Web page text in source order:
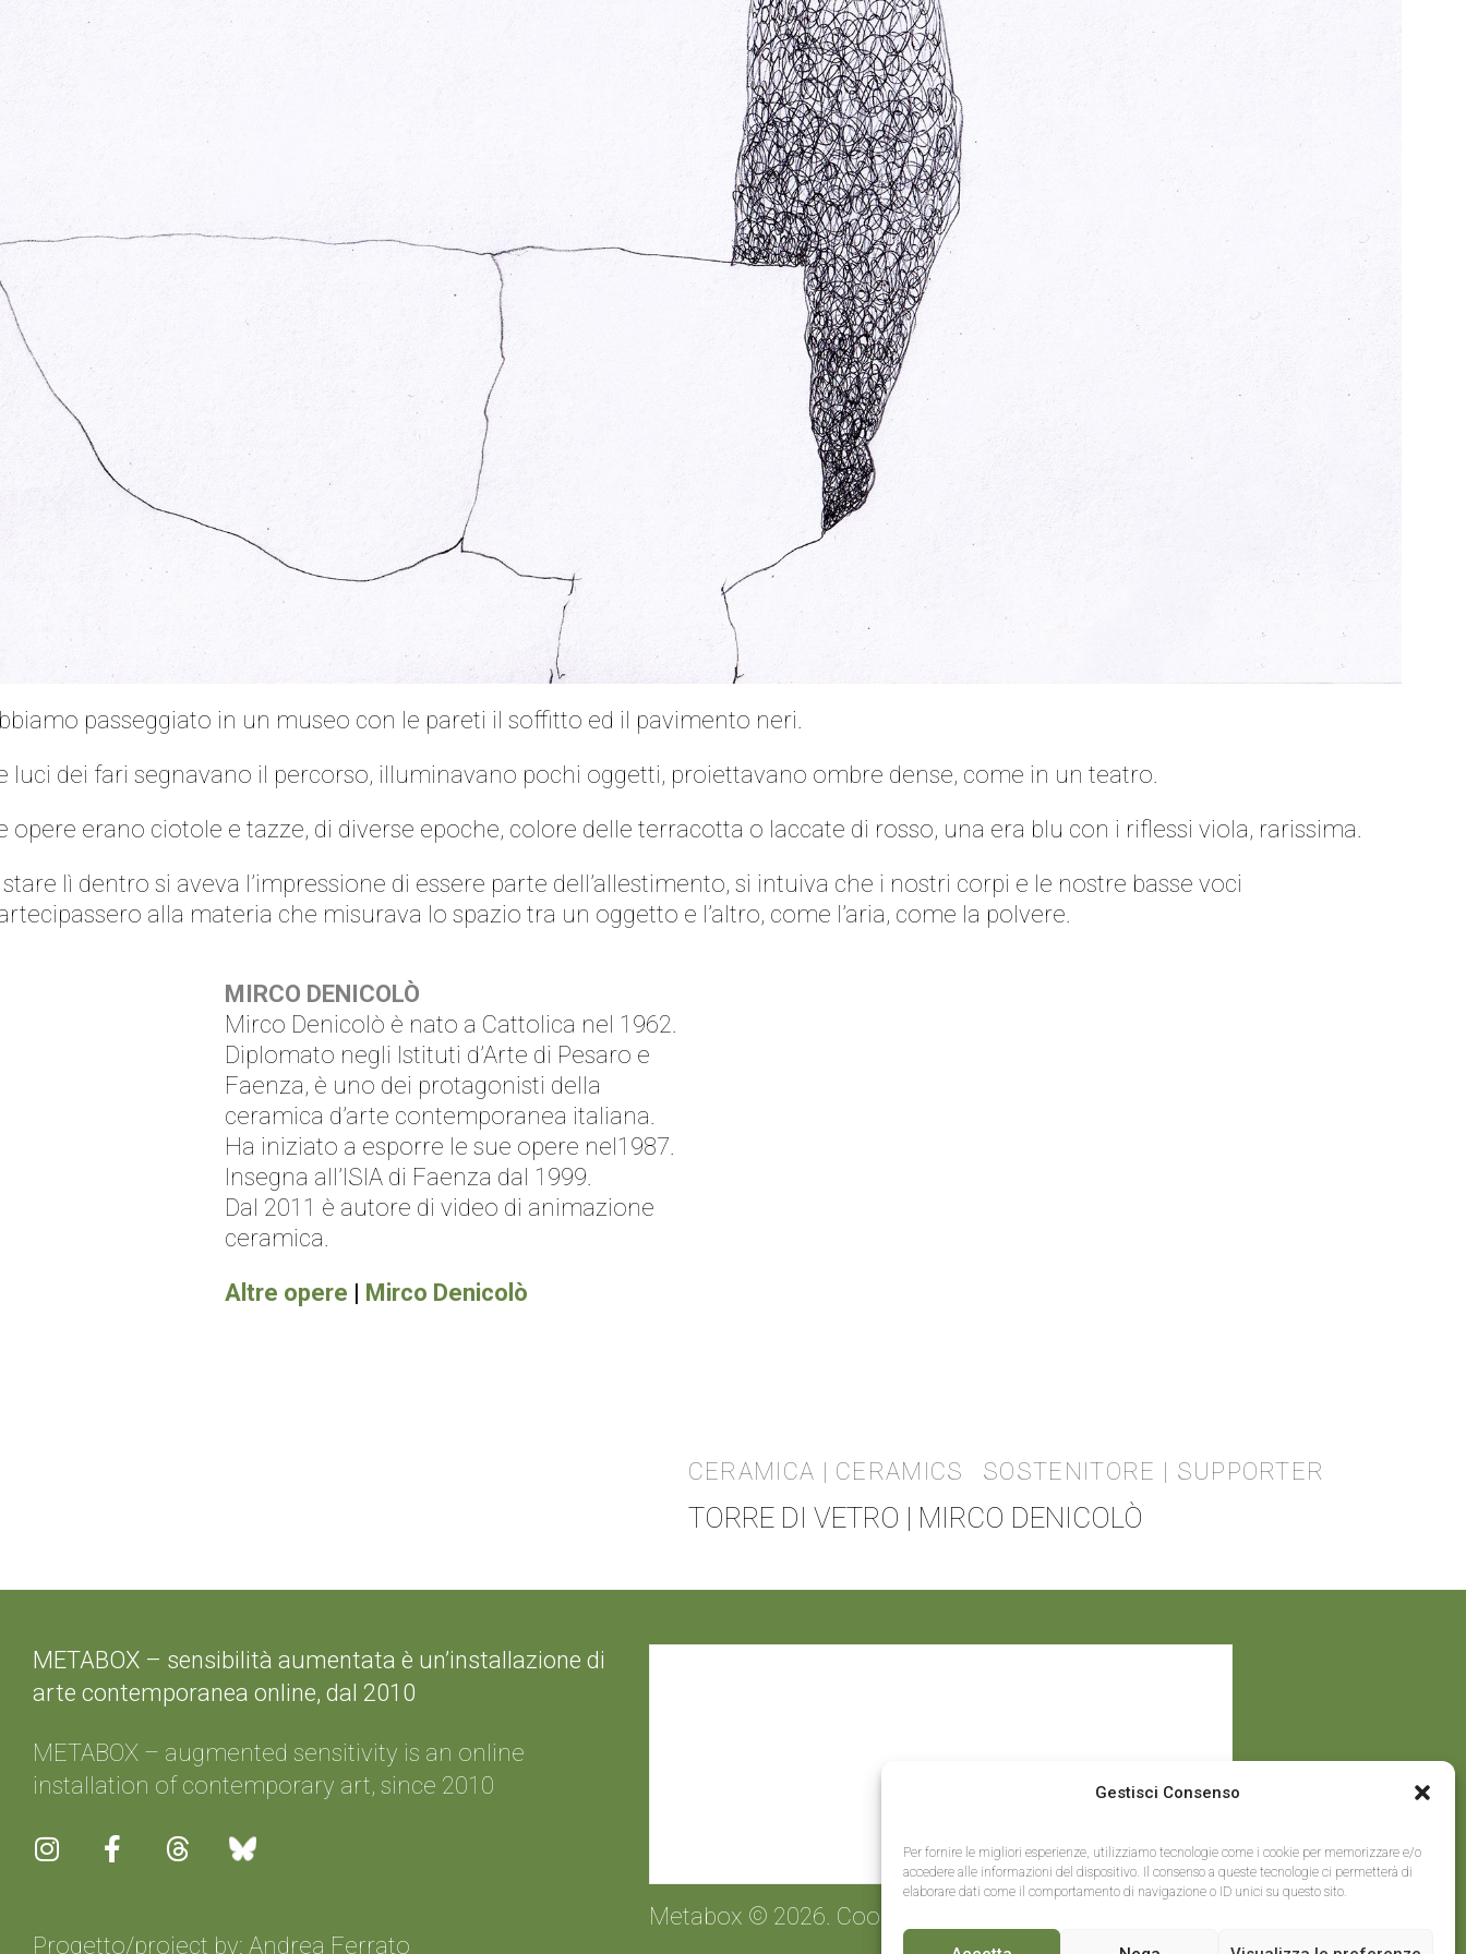
Gestisci Consenso
Per fornire le migliori esperienze, utilizziamo tecnologie come i cookie per memorizzare e/o
accedere alle informazioni del dispositivo. Il consenso a queste tecnologie ci permetterà di
elaborare dati come il comportamento di navigazione o ID unici su questo sito.
passeggiato in un museo con le pareti il soffitto ed il pavimento neri.
luci dei fari segnavano il percorso, illuminavano pochi oggetti, proiettavano ombre dense, come in un teatro.
opere erano ciotole e tazze, di diverse epoche, colore delle terracotta o laccate di rosso, una era blu con i riflessi viola, rarissima.
stare lì dentro si aveva l’impressione di essere parte dell’allestimento, si intuiva che i nostri corpi e le nostre basse voci
alla materia che misurava lo spazio tra un oggetto e l’altro, come l’aria, come la polvere.
MIRCO DENICOLÒ
Mirco Denicolò è nato a Cattolica nel 1962.
Diplomato negli Istituti d’Arte di Pesaro e
Faenza, è uno dei protagonisti della
ceramica d’arte contemporanea italiana.
Ha iniziato a esporre le sue opere nel1987.
Insegna all’ISIA di Faenza dal 1999.
Dal 2011 è autore di video di animazione
ceramica.
Altre opere
Mirco Denicolò
CERAMICA | CERAMICS SOSTENITORE | SUPPORTER
TORRE DI VETRO | MIRCO DENICOLÒ
METABOX – sensibilità aumentata è un’installazione di
arte contemporanea online, dal 2010
METABOX – augmented sensitivity is an online
installation of contemporary art, since 2010
Progetto/project by: Andrea Ferrato
Metabox © 2026. Cookie Policy